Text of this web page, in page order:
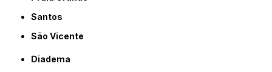
Santos
São Vicente
Diadema